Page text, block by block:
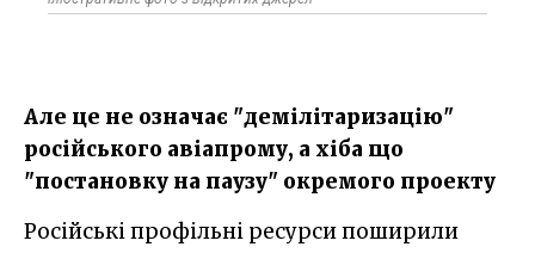
Але це не означає "демілітаризацію"
російського авіапрому, а хіба що
"постановку на паузу" окремого проекту
Російські профільні ресурси поширили